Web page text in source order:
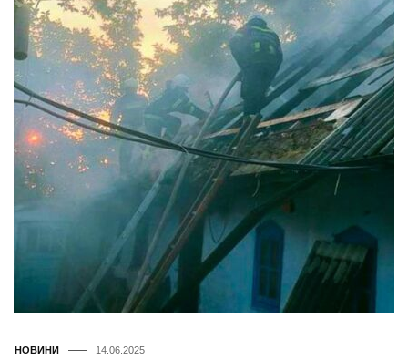
НОВИНИ 14.06.2025